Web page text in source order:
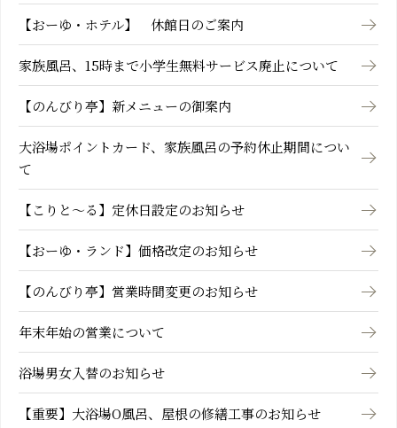
【おーゆ・ホテル】 休館日のご案内
家族風呂、15時まで小学生無料サービス廃止について
【のんびり亭】新メニューの御案内
大浴場ポイントカード、家族風呂の予約休止期間につい
て
【こりと～る】定休日設定のお知らせ
【おーゆ・ランド】価格改定のお知らせ
【のんびり亭】営業時間変更のお知らせ
年末年始の営業について
浴場男女入替のお知らせ
【重要】大浴場O風呂、屋根の修繕工事のお知らせ